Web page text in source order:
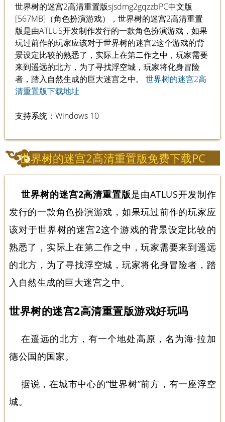
世界树的迷宫2高清重置版sjsdmg2gqzzbPC中文版
[567MB]（角色扮演游戏），世界树的迷宫2高清重置
版是由ATLUS开发制作发行的一款角色扮演游戏，如果
玩过前作的玩家应该对于世界树的迷宫2这个游戏的背
景设定比较的熟悉了，实际上在第二作之中，玩家需要
来到遥远的北方，为了寻找浮空城，玩家将化身冒险
者，踏入自然生成的巨大迷宫之中。 世界树的迷宫2高
清重置版下载地址
支持系统：Windows 10
世界树的迷宫2高清重置版免费下载PC
世界树的迷宫2高清重置版是由ATLUS开发制作
发行的一款角色扮演游戏，如果玩过前作的玩家应
该对于世界树的迷宫2这个游戏的背景设定比较的
熟悉了，实际上在第二作之中，玩家需要来到遥远
的北方，为了寻找浮空城，玩家将化身冒险者，踏
入自然生成的巨大迷宫之中。
世界树的迷宫2高清重置版游戏好玩吗
在遥远的北方，有一个地处高原，名为海·拉加
德公国的国家。
据说，在城市中心的“世界树”前方，有一座浮空
城。